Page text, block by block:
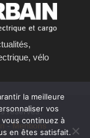
vélo
réservés.
-Mentions
la meilleure
vos
continuez à
en êtes satisfait.